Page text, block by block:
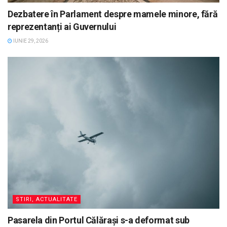
Dezbatere în Parlament despre mamele minore, fără
reprezentanți ai Guvernului
IUNIE 29, 2026
STIRI, ACTUALITATE
Pasarela din Portul Călărași s-a deformat sub